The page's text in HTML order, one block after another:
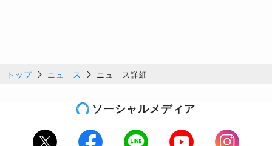
トップ ニュース ニュース詳細
ソーシャルメディア